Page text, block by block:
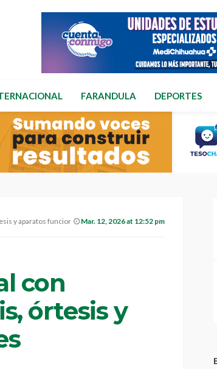
FARANDULA DEPORTES
y aparatos funcionales Mar. 12, 2026 at 12:52 pm
con
órtesis y